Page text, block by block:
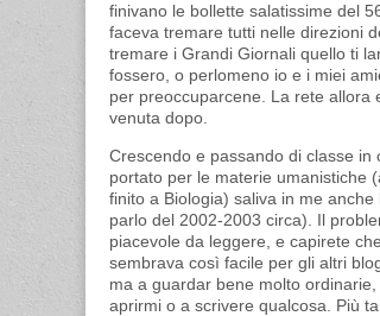
finivano le bollette salatissime del
faceva tremare tutti nelle direzioni
tremare i Grandi Giornali quello ti
fossero, o perlomeno io e i miei
per preoccuparcene. La rete allora
venuta dopo.
Crescendo e passando di classe
portato per le materie umanistiche
finito a Biologia) saliva in me
parlo del 2002-2003 circa). Il
piacevole da leggere, e capirete
sembrava così facile per gli altri
ma a guardar bene molto
aprirmi o a scrivere qualcosa. Più